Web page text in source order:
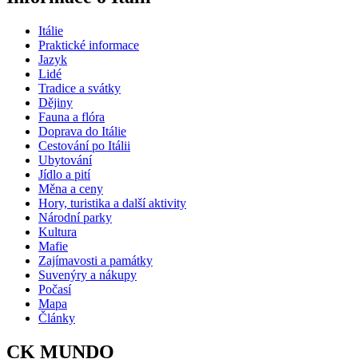
Itálie
Praktické informace
Jazyk
Lidé
Tradice a svátky
Dějiny
Fauna a flóra
Doprava do Itálie
Cestování po Itálii
Ubytování
Jídlo a pití
Měna a ceny
Hory, turistika a další aktivity
Národní parky
Kultura
Mafie
Zajímavosti a památky
Suvenýry a nákupy
Počasí
Mapa
Články
CK MUNDO